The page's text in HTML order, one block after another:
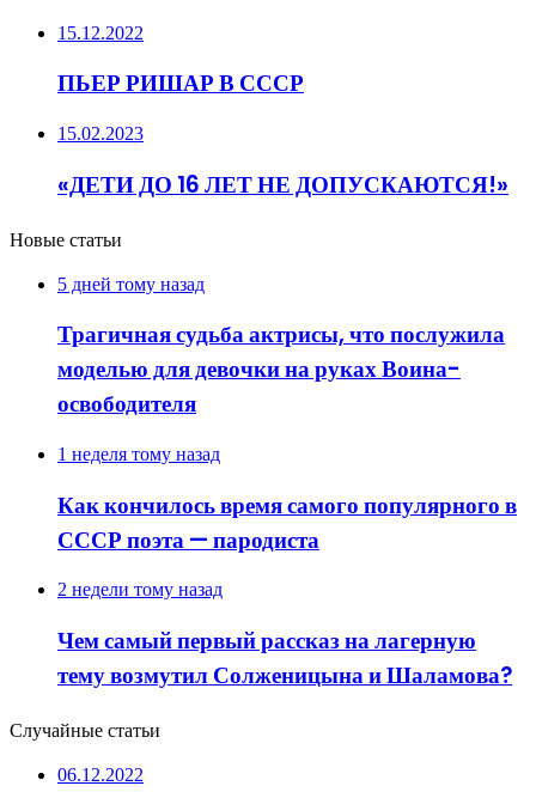
15.12.2022
ПЬЕР РИШАР В СССР
15.02.2023
«ДЕТИ ДО 16 ЛЕТ НЕ ДОПУСКАЮТСЯ!»
Новые статьи
5 дней тому назад
Трагичная судьба актрисы, что послужила
моделью для девочки на руках Воина-
освободителя
1 неделя тому назад
Как кончилось время самого популярного в
СССР поэта — пародиста
2 недели тому назад
Чем самый первый рассказ на лагерную
тему возмутил Солженицына и Шаламова?
Случайные статьи
06.12.2022